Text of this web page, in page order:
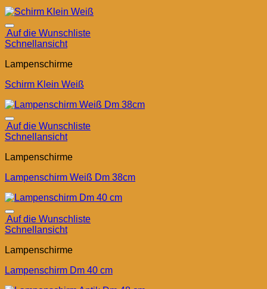
Auf die Wunschliste
Schnellansicht
Lampenschirme
Schirm Klein Weiß
Auf die Wunschliste
Schnellansicht
Lampenschirme
Lampenschirm Weiß Dm 38cm
Auf die Wunschliste
Schnellansicht
Lampenschirme
Lampenschirm Dm 40 cm